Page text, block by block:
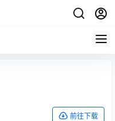
前往下载